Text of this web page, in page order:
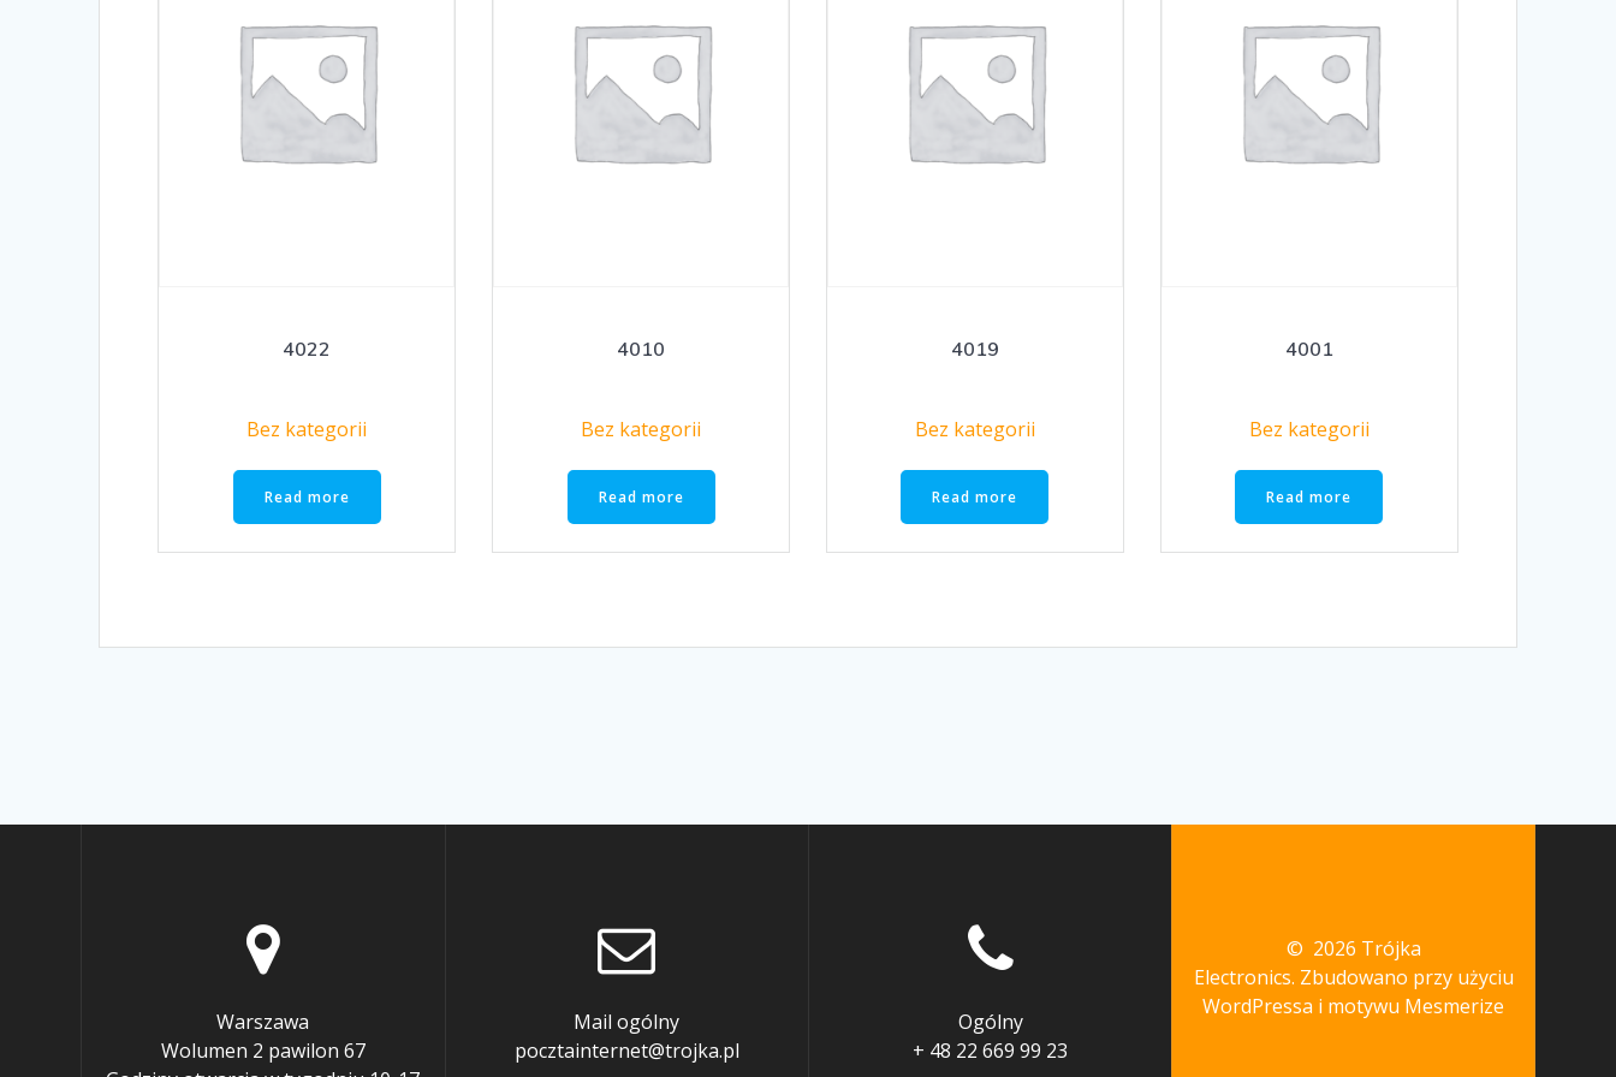
4022
Bez kategorii
Read more
4010
Bez kategorii
Read more
4019
Bez kategorii
Read more
4001
Bez kategorii
Read more
Warszawa
Wolumen 2 pawilon 67
Mail ogólny
pocztainternet@trojka.pl
Ogólny
+ 48 22 669 99 23
© 2026 Trójka
Electronics. Zbudowano przy użyciu
WordPressa i motywu Mesmerize